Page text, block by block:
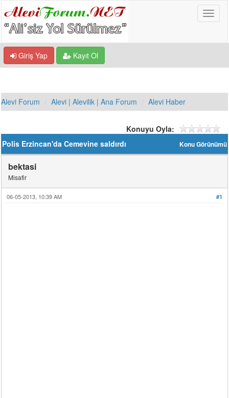
Giriş Yap Kayıt Ol
Alevi Forum Alevi | Alevilik | Ana Forum Alevi Haber
Konuyu Oyla:
Konu Görünümü
Polis Erzincan'da Cemevine saldırdı
bektasi
Misafir
#1
06-05-2013, 10:39 AM